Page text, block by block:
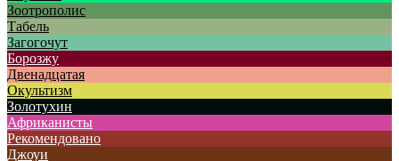
Зоотрополис
Табель
Загогочут
Борозжу
Двенадцатая
Окультизм
Золотухин
Африканисты
Рекомендовано
Джоуи